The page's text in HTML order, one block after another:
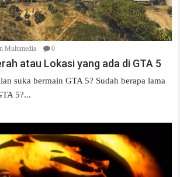
Multimedia 0
atau Lokasi yang ada di GTA 5
suka bermain GTA 5? Sudah berapa lama
5?...